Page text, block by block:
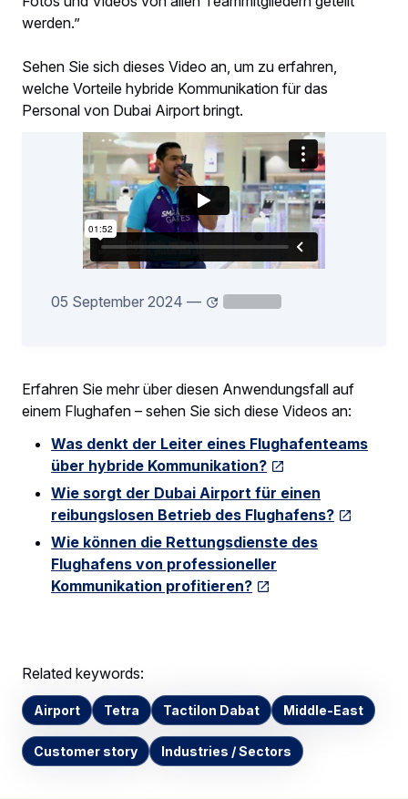
werden.”
Sehen Sie sich dieses Video an, um zu erfahren,
welche Vorteile hybride Kommunikation für das
Personal von Dubai Airport bringt.
05 September 2024 —
Erfahren Sie mehr über diesen Anwendungsfall auf
einem Flughafen – sehen Sie sich diese Videos an:
Was denkt der Leiter eines Flughafenteams
über hybride Kommunikation?
Wie sorgt der Dubai Airport für einen
reibungslosen Betrieb des Flughafens?
Wie können die Rettungsdienste des
Flughafens von professioneller
Kommunikation profitieren?
Related keywords:
Airport Tetra Tactilon Dabat Middle-East
Customer story Industries / Sectors